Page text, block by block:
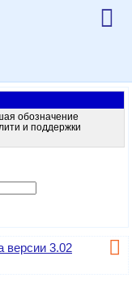
обозначение
и поддержки
версии 3.02